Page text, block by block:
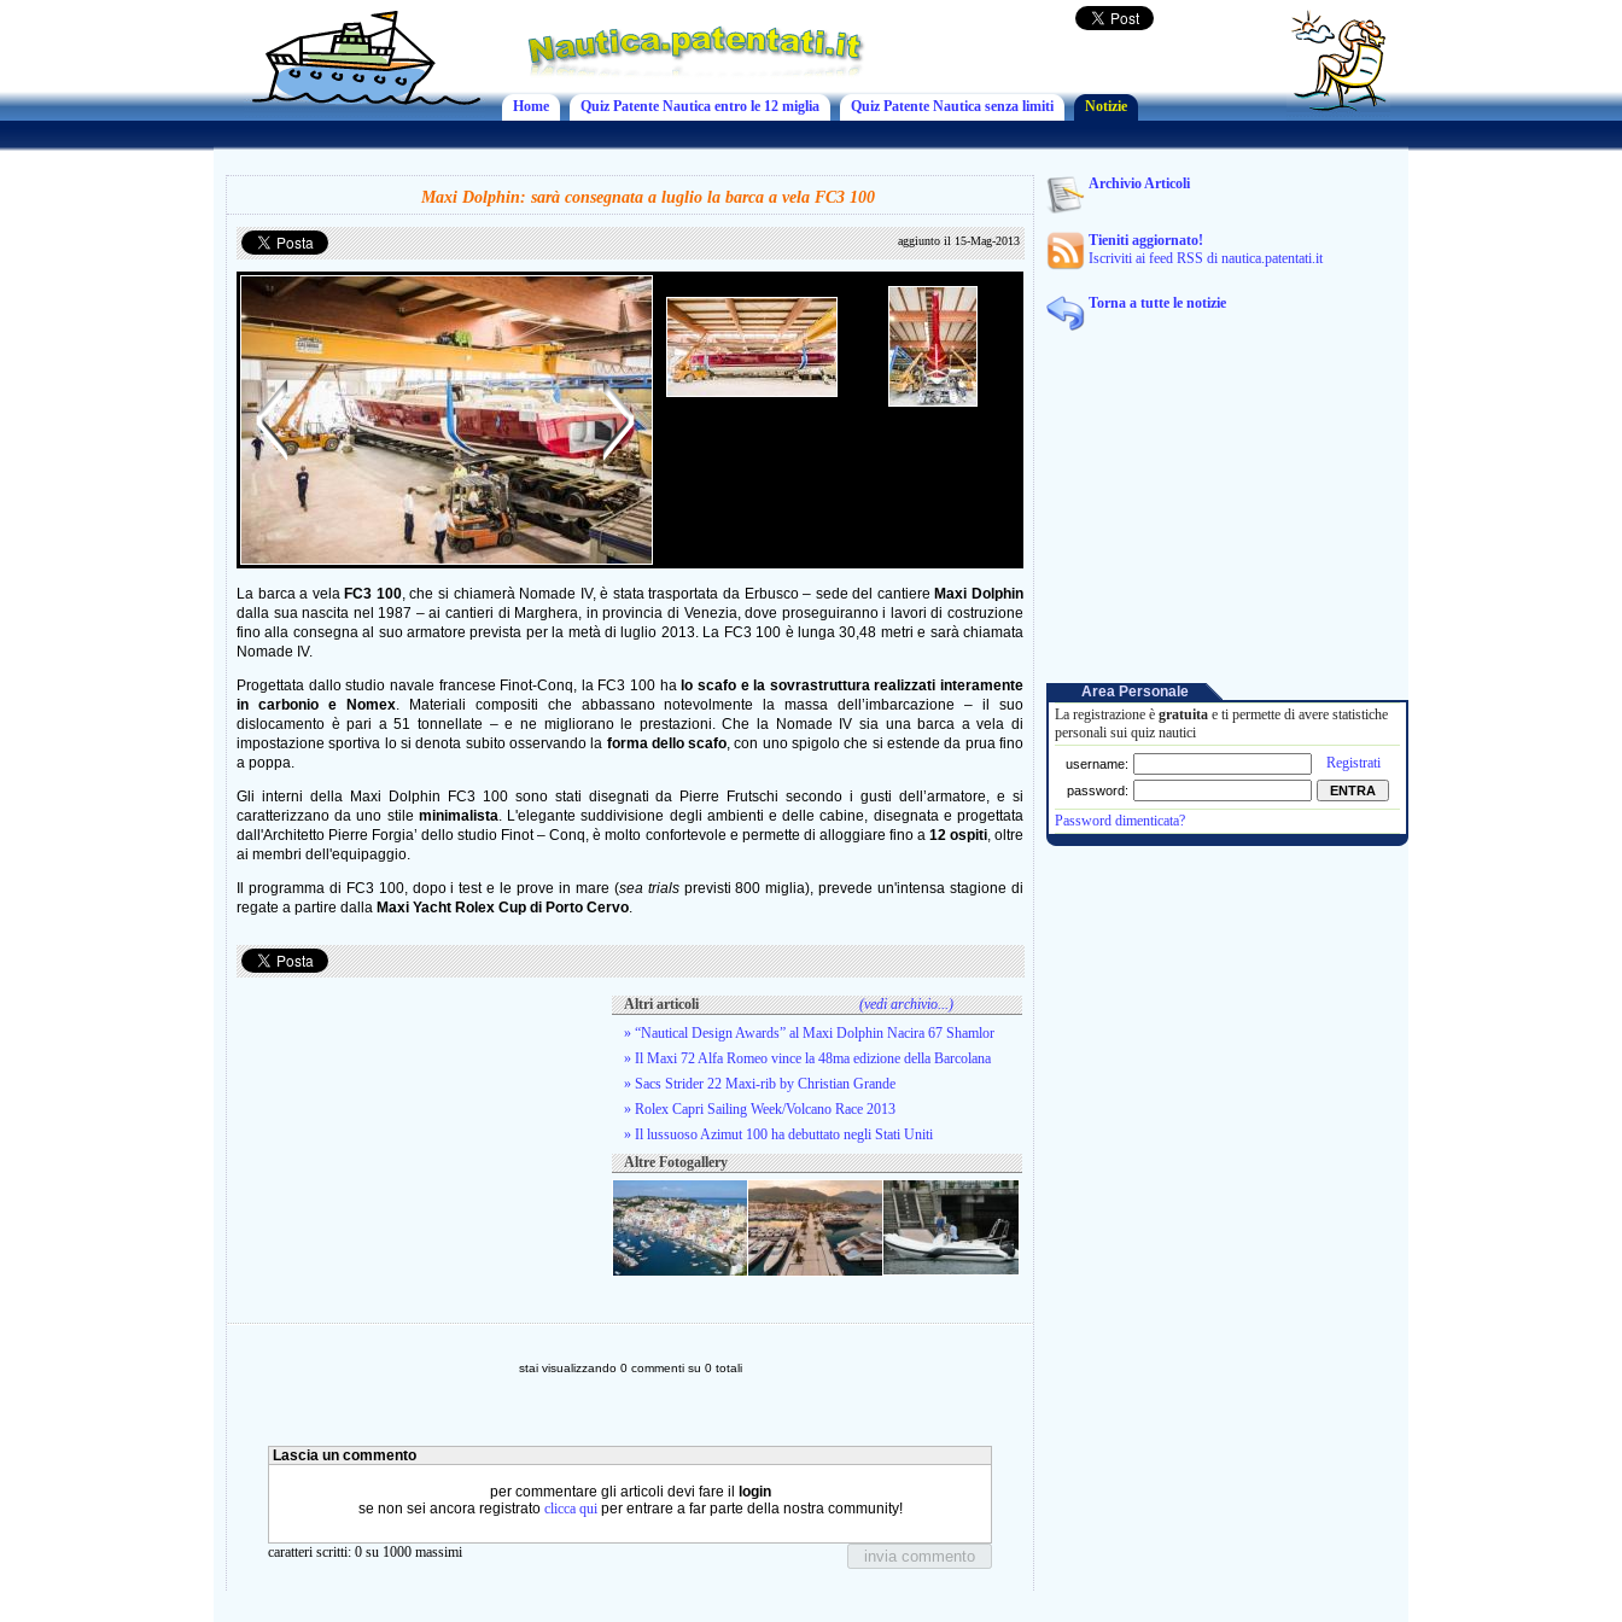
Home Quiz Patente Nautica entro le 12 miglia Quiz Patente Nautica senza limiti Notizie
Archivio Articoli
Tieniti aggiornato!
Iscriviti ai feed RSS di nautica.patentati.it
Torna a tutte le notizie
Area Personale
La registrazione è gratuita e ti permette di avere statistiche
personali sui quiz nautici
username: Registrati
password:
Password dimenticata?
Maxi Dolphin: sarà consegnata a luglio la barca a vela FC3 100
aggiunto il 15-Mag-2013
La barca a vela FC3 100, che si chiamerà Nomade IV, è stata trasportata da Erbusco – sede del cantiere Maxi Dolphin
dalla sua nascita nel 1987 – ai cantieri di Marghera, in provincia di Venezia, dove proseguiranno i lavori di costruzione
fino alla consegna al suo armatore prevista per la metà di luglio 2013. La FC3 100 è lunga 30,48 metri e sarà chiamata
Nomade IV.
Progettata dallo studio navale francese Finot-Conq, la FC3 100 ha lo scafo e la sovrastruttura realizzati interamente
in carbonio e Nomex. Materiali compositi che abbassano notevolmente la massa dell’imbarcazione – il suo
dislocamento è pari a 51 tonnellate – e ne migliorano le prestazioni. Che la Nomade IV sia una barca a vela di
impostazione sportiva lo si denota subito osservando la forma dello scafo, con uno spigolo che si estende da prua fino
a poppa.
Gli interni della Maxi Dolphin FC3 100 sono stati disegnati da Pierre Frutschi secondo i gusti dell’armatore, e si
caratterizzano da uno stile minimalista. L'elegante suddivisione degli ambienti e delle cabine, disegnata e progettata
dall'Architetto Pierre Forgia’ dello studio Finot – Conq, è molto confortevole e permette di alloggiare fino a12 ospiti, oltre
ai membri dell'equipaggio.
Il programma di FC3 100, dopo i test e le prove in mare (sea trials previsti 800 miglia), prevede un'intensa stagione di
regate a partire dalla Maxi Yacht Rolex Cup di Porto Cervo.
Altri articoli
(vedi archivio...)
» “Nautical Design Awards” al Maxi Dolphin Nacira 67 Shamlor
» Il Maxi 72 Alfa Romeo vince la 48ma edizione della Barcolana
» Sacs Strider 22 Maxi-rib by Christian Grande
» Rolex Capri Sailing Week/Volcano Race 2013
» Il lussuoso Azimut 100 ha debuttato negli Stati Uniti
Altre Fotogallery
stai visualizzando 0commenti su 0totali
Lascia un commento
per commentare gli articoli devi fare il
login
se non sei ancora registrato clicca quiper entrare a far parte della nostra community!
caratteri scritti: 0 su 1000 massimi